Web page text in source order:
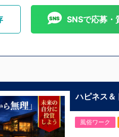
店予定 遠方からのご応募の方には
SNSで応募・
ハピネス＆
風俗ワーク